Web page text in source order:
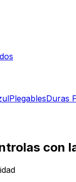
PlegablesDuras
con